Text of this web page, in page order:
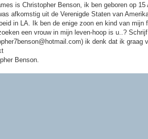
is Christopher Benson, ik ben geboren op 15
afkomstig uit de Verenigde Staten van
in LA. Ik ben de enige zoon en kind van mijn
een vrouw in mijn leven-hoop is u..? Schrijf
ik denk dat ik graag
Benson.